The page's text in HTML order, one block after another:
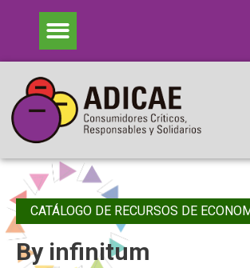
CATÁLOGO DE RECURSOS DE
By infinitum